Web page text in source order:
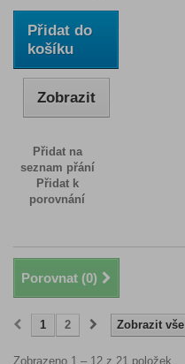
Přidat do
košíku
Zobrazit
Přidat na
seznam přání
Přidat k
porovnání
Porovnat (0)
Zobrazit vše
1 2
Zobrazeno 1 – 12 z 21 položek